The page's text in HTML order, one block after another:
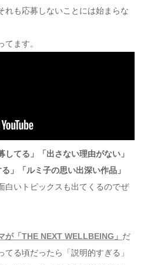
れも応募しないことには始まらな
ます。
してる」「出さない理由がない」
」「ルミ子の思い出深い作品」
白いトピックスも出てくるのでぜ
が「THE NEXT WELLBEING」 だ
る頃だったら「説明的すぎる」